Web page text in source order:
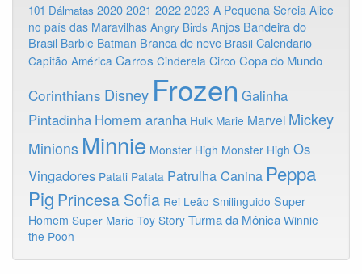
101 Dálmatas 2020 2021 2022 2023 A Pequena Sereia Alice
no país das Maravilhas Angry Birds Anjos Bandeira do
Brasil Barbie Batman Branca de neve Brasil Calendario
Capitão América Carros Cinderela Circo Copa do Mundo
Corinthians Disney Frozen Galinha
Pintadinha Homem aranha Hulk Marie Marvel Mickey
Minions Minnie Monster High Monster High Os
Vingadores Patati Patata Patrulha Canina Peppa
Pig Princesa Sofia Rei Leão Smilinguido Super
Homem Super Mario Toy Story Turma da Mônica Winnie
the Pooh